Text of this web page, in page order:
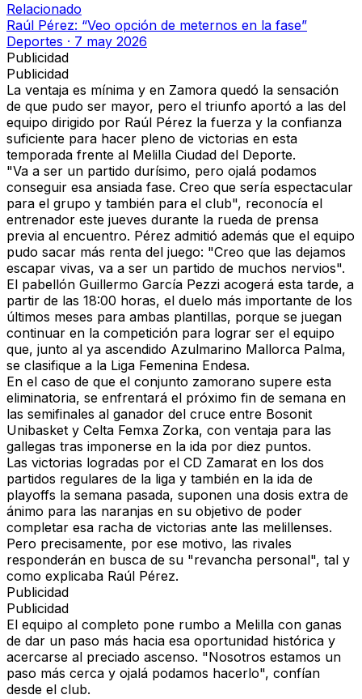
Relacionado
Raúl Pérez: “Veo opción de meternos en la fase”
Deportes · 7 may 2026
Publicidad
Publicidad
La ventaja es mínima y en Zamora quedó la sensación
de que pudo ser mayor, pero el triunfo aportó a las del
equipo dirigido por Raúl Pérez la fuerza y la confianza
suficiente para hacer pleno de victorias en esta
temporada frente al Melilla Ciudad del Deporte.
"Va a ser un partido durísimo, pero ojalá podamos
conseguir esa ansiada fase. Creo que sería espectacular
para el grupo y también para el club", reconocía el
entrenador este jueves durante la rueda de prensa
previa al encuentro. Pérez admitió además que el equipo
pudo sacar más renta del juego: "Creo que las dejamos
escapar vivas, va a ser un partido de muchos nervios".
El pabellón Guillermo García Pezzi acogerá esta tarde, a
partir de las 18:00 horas, el duelo más importante de los
últimos meses para ambas plantillas, porque se juegan
continuar en la competición para lograr ser el equipo
que, junto al ya ascendido Azulmarino Mallorca Palma,
se clasifique a la Liga Femenina Endesa.
En el caso de que el conjunto zamorano supere esta
eliminatoria, se enfrentará el próximo fin de semana en
las semifinales al ganador del cruce entre Bosonit
Unibasket y Celta Femxa Zorka, con ventaja para las
gallegas tras imponerse en la ida por diez puntos.
Las victorias logradas por el CD Zamarat en los dos
partidos regulares de la liga y también en la ida de
playoffs la semana pasada, suponen una dosis extra de
ánimo para las naranjas en su objetivo de poder
completar esa racha de victorias ante las melillenses.
Pero precisamente, por ese motivo, las rivales
responderán en busca de su "revancha personal", tal y
como explicaba Raúl Pérez.
Publicidad
Publicidad
El equipo al completo pone rumbo a Melilla con ganas
de dar un paso más hacia esa oportunidad histórica y
acercarse al preciado ascenso. "Nosotros estamos un
paso más cerca y ojalá podamos hacerlo", confían
desde el club.